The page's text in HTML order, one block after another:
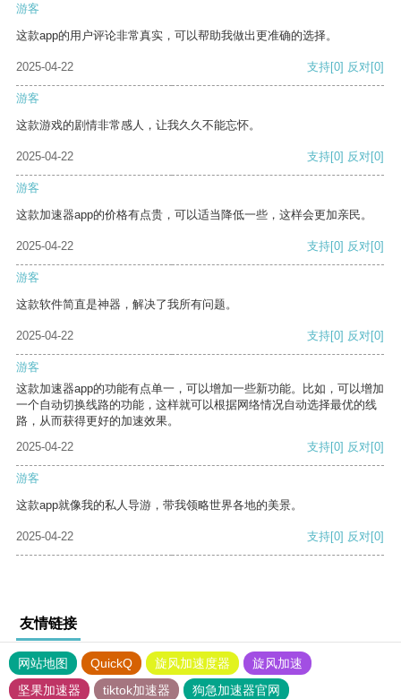
游客
这款app的用户评论非常真实，可以帮助我做出更准确的选择。
2025-04-22 支持[0] 反对[0]
游客
这款游戏的剧情非常感人，让我久久不能忘怀。
2025-04-22 支持[0] 反对[0]
游客
这款加速器app的价格有点贵，可以适当降低一些，这样会更加亲民。
2025-04-22 支持[0] 反对[0]
游客
这款软件简直是神器，解决了我所有问题。
2025-04-22 支持[0] 反对[0]
游客
这款加速器app的功能有点单一，可以增加一些新功能。比如，可以增加
一个自动切换线路的功能，这样就可以根据网络情况自动选择最优的线
路，从而获得更好的加速效果。
2025-04-22
支持[0] 反对[0]
游客
这款app就像我的私人导游，带我领略世界各地的美景。
2025-04-22 支持[0] 反对[0]
友情链接
网站地图 QuickQ 旋风加速度器
旋风加速
坚果加速器
tiktok加速器
狗急加速器官网